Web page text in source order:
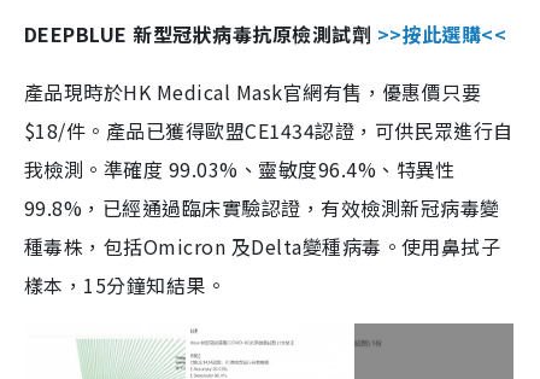
DEEPBLUE 新型冠狀病毒抗原檢測試劑 >>按此選購<<
產品現時於HK Medical Mask官網有售，優惠價只要
$18/件。產品已獲得歐盟CE1434認證，可供民眾進行自
我檢測。準確度 99.03%、靈敏度96.4%、特異性
99.8%，已經通過臨床實驗認證，有效檢測新冠病毒變
種毒株，包括Omicron 及Delta變種病毒。使用鼻拭子
樣本，15分鐘知結果。